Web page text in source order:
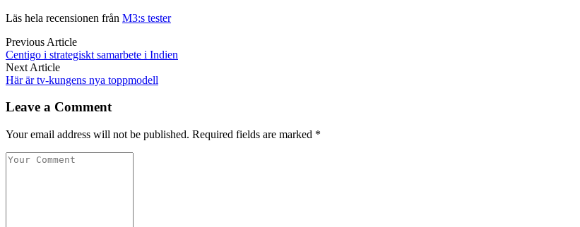
Läs hela recensionen från M3:s tester
Previous Article
Centigo i strategiskt samarbete i Indien
Next Article
Här är tv-kungens nya toppmodell
Leave a Comment
Your email address will not be published. Required fields are marked *